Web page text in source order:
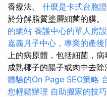
香療法。 什麼是卡式台胞證
於分解脂質塗層細菌的膜。
的網站 養護中心的單人房
嘉義月子中心，專業的產後
上的病原體，包括細菌，
成熟椰子的腸子或肉中去除
體驗的On Page SEO策略
您輕鬆辦理 自助搬家的技